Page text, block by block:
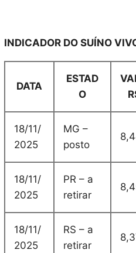
INDICADOR DO SUÍNO
DATA
ESTAD
O
18/11/
2025
MG –
posto
18/11/
2025
PR – a
retirar
18/11/
2025
RS – a
retirar